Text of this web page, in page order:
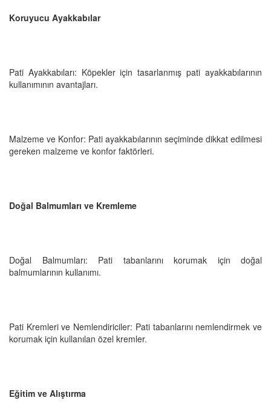
Koruyucu Ayakkabılar
Pati Ayakkabıları: Köpekler için tasarlanmış pati ayakkabılarının
kullanımının avantajları.
Malzeme ve Konfor: Pati ayakkabılarının seçiminde dikkat edilmesi
gereken malzeme ve konfor faktörleri.
Doğal Balmumları ve Kremleme
Doğal Balmumları: Pati tabanlarını korumak için doğal
balmumlarının kullanımı.
Pati Kremleri ve Nemlendiriciler: Pati tabanlarını nemlendirmek ve
korumak için kullanılan özel kremler.
Eğitim ve Alıştırma